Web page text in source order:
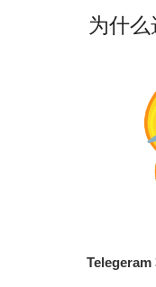
为什么
Telegeram